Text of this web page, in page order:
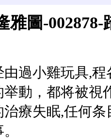
雅圖-
由過小雞玩具,
動，都将被視
治療失眠,任何